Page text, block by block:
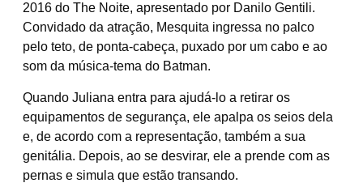
2016 do The Noite, apresentado por Danilo Gentili.
Convidado da atração, Mesquita ingressa no palco
pelo teto, de ponta-cabeça, puxado por um cabo e ao
som da música-tema do Batman.
Quando Juliana entra para ajudá-lo a retirar os
equipamentos de segurança, ele apalpa os seios dela
e, de acordo com a representação, também a sua
genitália. Depois, ao se desvirar, ele a prende com as
pernas e simula que estão transando.